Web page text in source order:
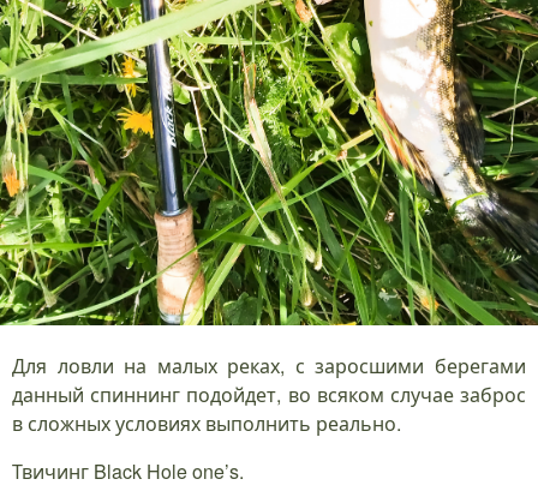
Для ловли на малых реках, с заросшими берегами
данный спиннинг подойдет, во всяком случае заброс
в сложных условиях выполнить реально.
Твичинг Black Hole one’s.